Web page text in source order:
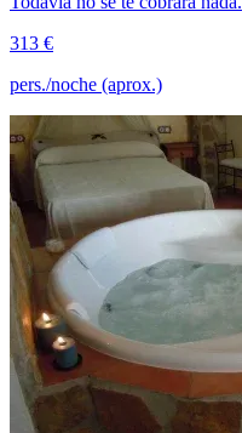
313 €
pers./noche (aprox.)